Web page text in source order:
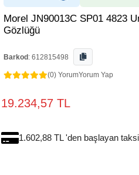
Morel JN90013C SP01 4823
Gözlüğü
Barkod : 612815498
(0) YorumYorum Yap
19.234,57 TL
1.602,88 TL 'den başlayan